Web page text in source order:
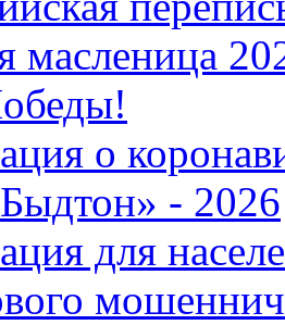
масленица
о
- 2026
для